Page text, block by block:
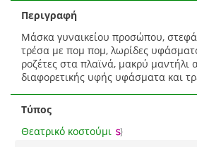
Περιγραφή
Μάσκα γυναικείου προσώπου,
τρέσα με πομ πομ, λωρίδες
ροζέτες στα πλαϊνά, μακρύ μαντήλι
διαφορετικής υφής υφάσματα και
Τύπος
Θεατρικό κοστούμι